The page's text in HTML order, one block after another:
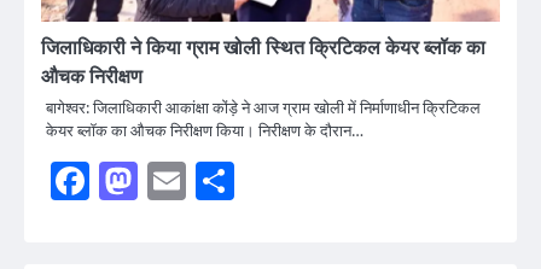
जिलाधिकारी ने किया ग्राम खोली स्थित क्रिटिकल केयर ब्लॉक का
औचक निरीक्षण
बागेश्वर: जिलाधिकारी आकांक्षा कोंड़े ने आज ग्राम खोली में निर्माणाधीन क्रिटिकल
केयर ब्लॉक का औचक निरीक्षण किया। निरीक्षण के दौरान…
Facebook
Mastodon
Email